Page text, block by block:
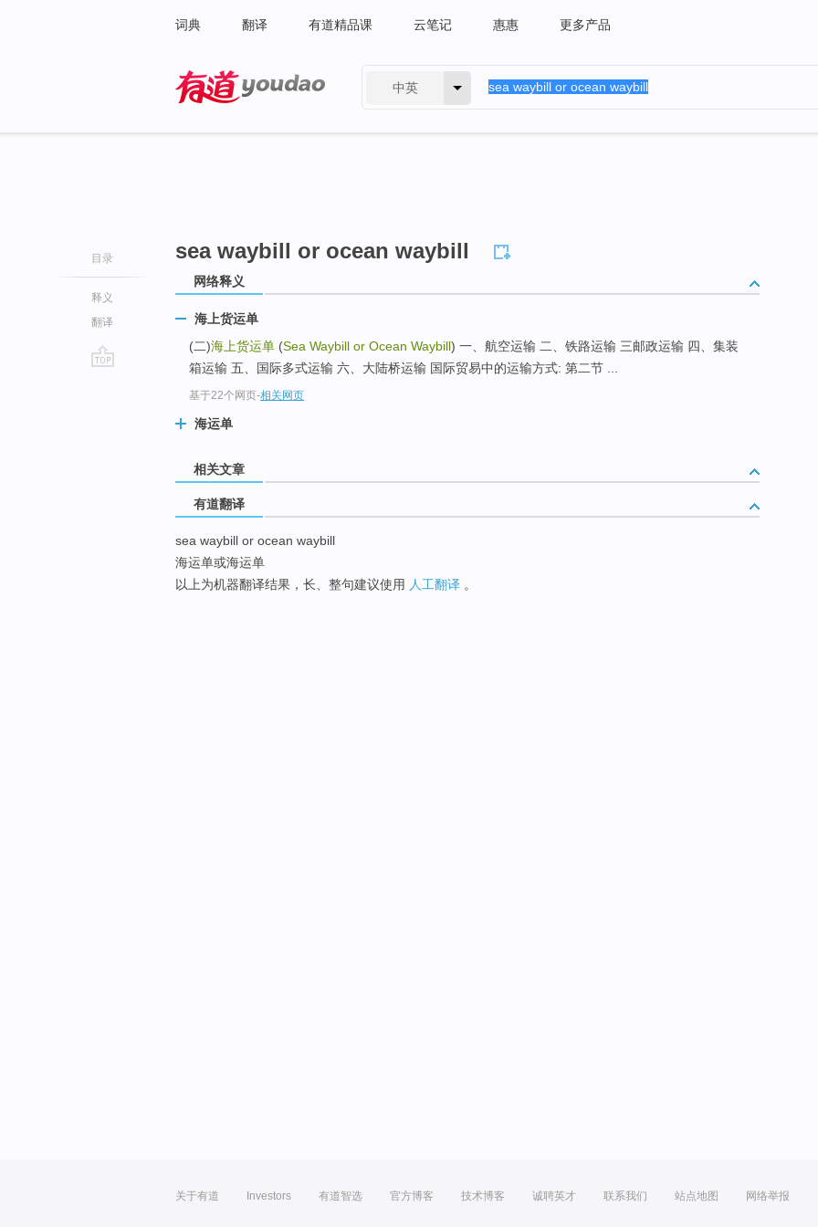
词典 翻译 有道精品课 云笔记 惠惠 更多产品
中英
目录
释义
翻译
sea waybill or ocean waybill
网络释义
海上货运单
(二)海上货运单 (Sea Waybill or Ocean Waybill) 一、航空运输 二、铁路运输 三邮政运输 四、集装
箱运输 五、国际多式运输 六、大陆桥运输 国际贸易中的运输方式: 第二节 ...
基于22个网页-相关网页
海运单
相关文章
有道翻译
sea waybill or ocean waybill
海运单或海运单
以上为机器翻译结果，长、整句建议使用 人工翻译 。
关于有道 Investors 有道智选 官方博客 技术博客 诚聘英才 联系我们 站点地图 网络举报